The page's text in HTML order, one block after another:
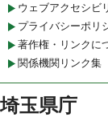
ウェブアクセシビ
プライバシーポリ
著作権・リンクに
関係機関リンク集
埼玉県庁